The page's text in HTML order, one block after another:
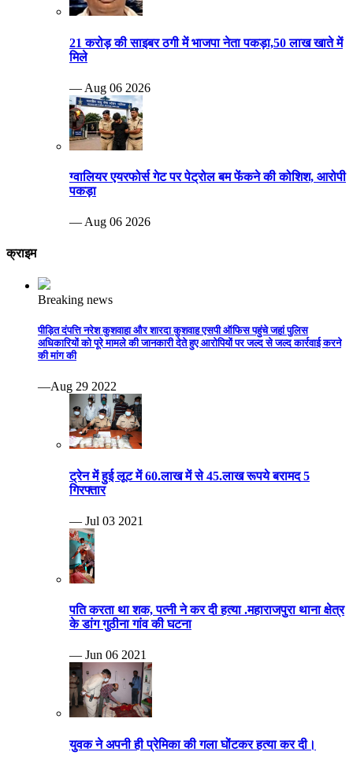
21 करोड़ की साइबर ठगी में भाजपा नेता पकड़ा,50 लाख खाते में
मिले
— Aug 06 2026
ग्वालियर एयरफोर्स गेट पर पेट्रोल बम फेंकने की कोशिश, आरोपी
पकड़ा
— Aug 06 2026
क्राइम
Breaking news
पीड़ित दंपत्ति नरेश कुशवाहा और शारदा कुशवाह एसपी ऑफिस पहुंचे जहां पुलिस
अधिकारियों को पूरे मामले की जानकारी देते हुए आरोपियों पर जल्द से जल्द कार्रवाई करने
की मांग की
—Aug 29 2022
ट्रेन में हुई लूट में 60.लाख में से 45.लाख रूपये बरामद 5
गिरफ्तार
— Jul 03 2021
पति करता था शक, पत्नी ने कर दी हत्या .महाराजपुरा थाना क्षेत्र
के डांग गुठीना गांव की घटना
— Jun 06 2021
युवक ने अपनी ही प्रेमिका की गला घोंटकर हत्या कर दी।